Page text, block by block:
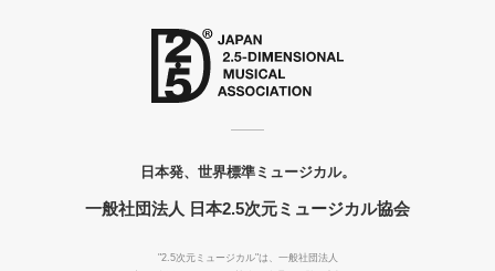
日本発、世界標準ミュージカル。
一般社団法人 日本2.5次元ミュージカル協会
"2.5次元ミュージカル"は、一般社団法人